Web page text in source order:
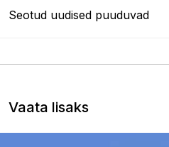
Seotud uudised puuduvad
Vaata lisaks